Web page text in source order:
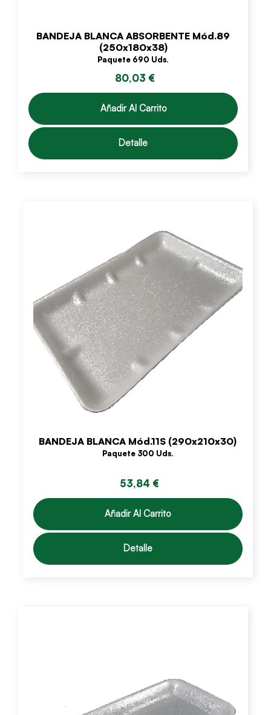
BANDEJA BLANCA ABSORBENTE Mód.89
(250x180x38)
Paquete 690 Uds.
80,03 €
Añadir Al Carrito
Detalle
BANDEJA BLANCA Mód.11S (290x210x30)
Paquete 300 Uds.
53,84 €
Añadir Al Carrito
Detalle